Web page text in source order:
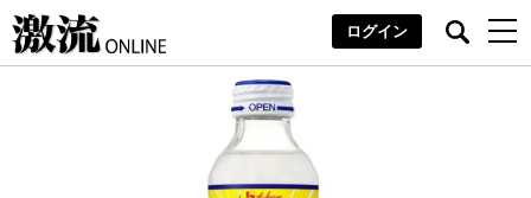
ログイン